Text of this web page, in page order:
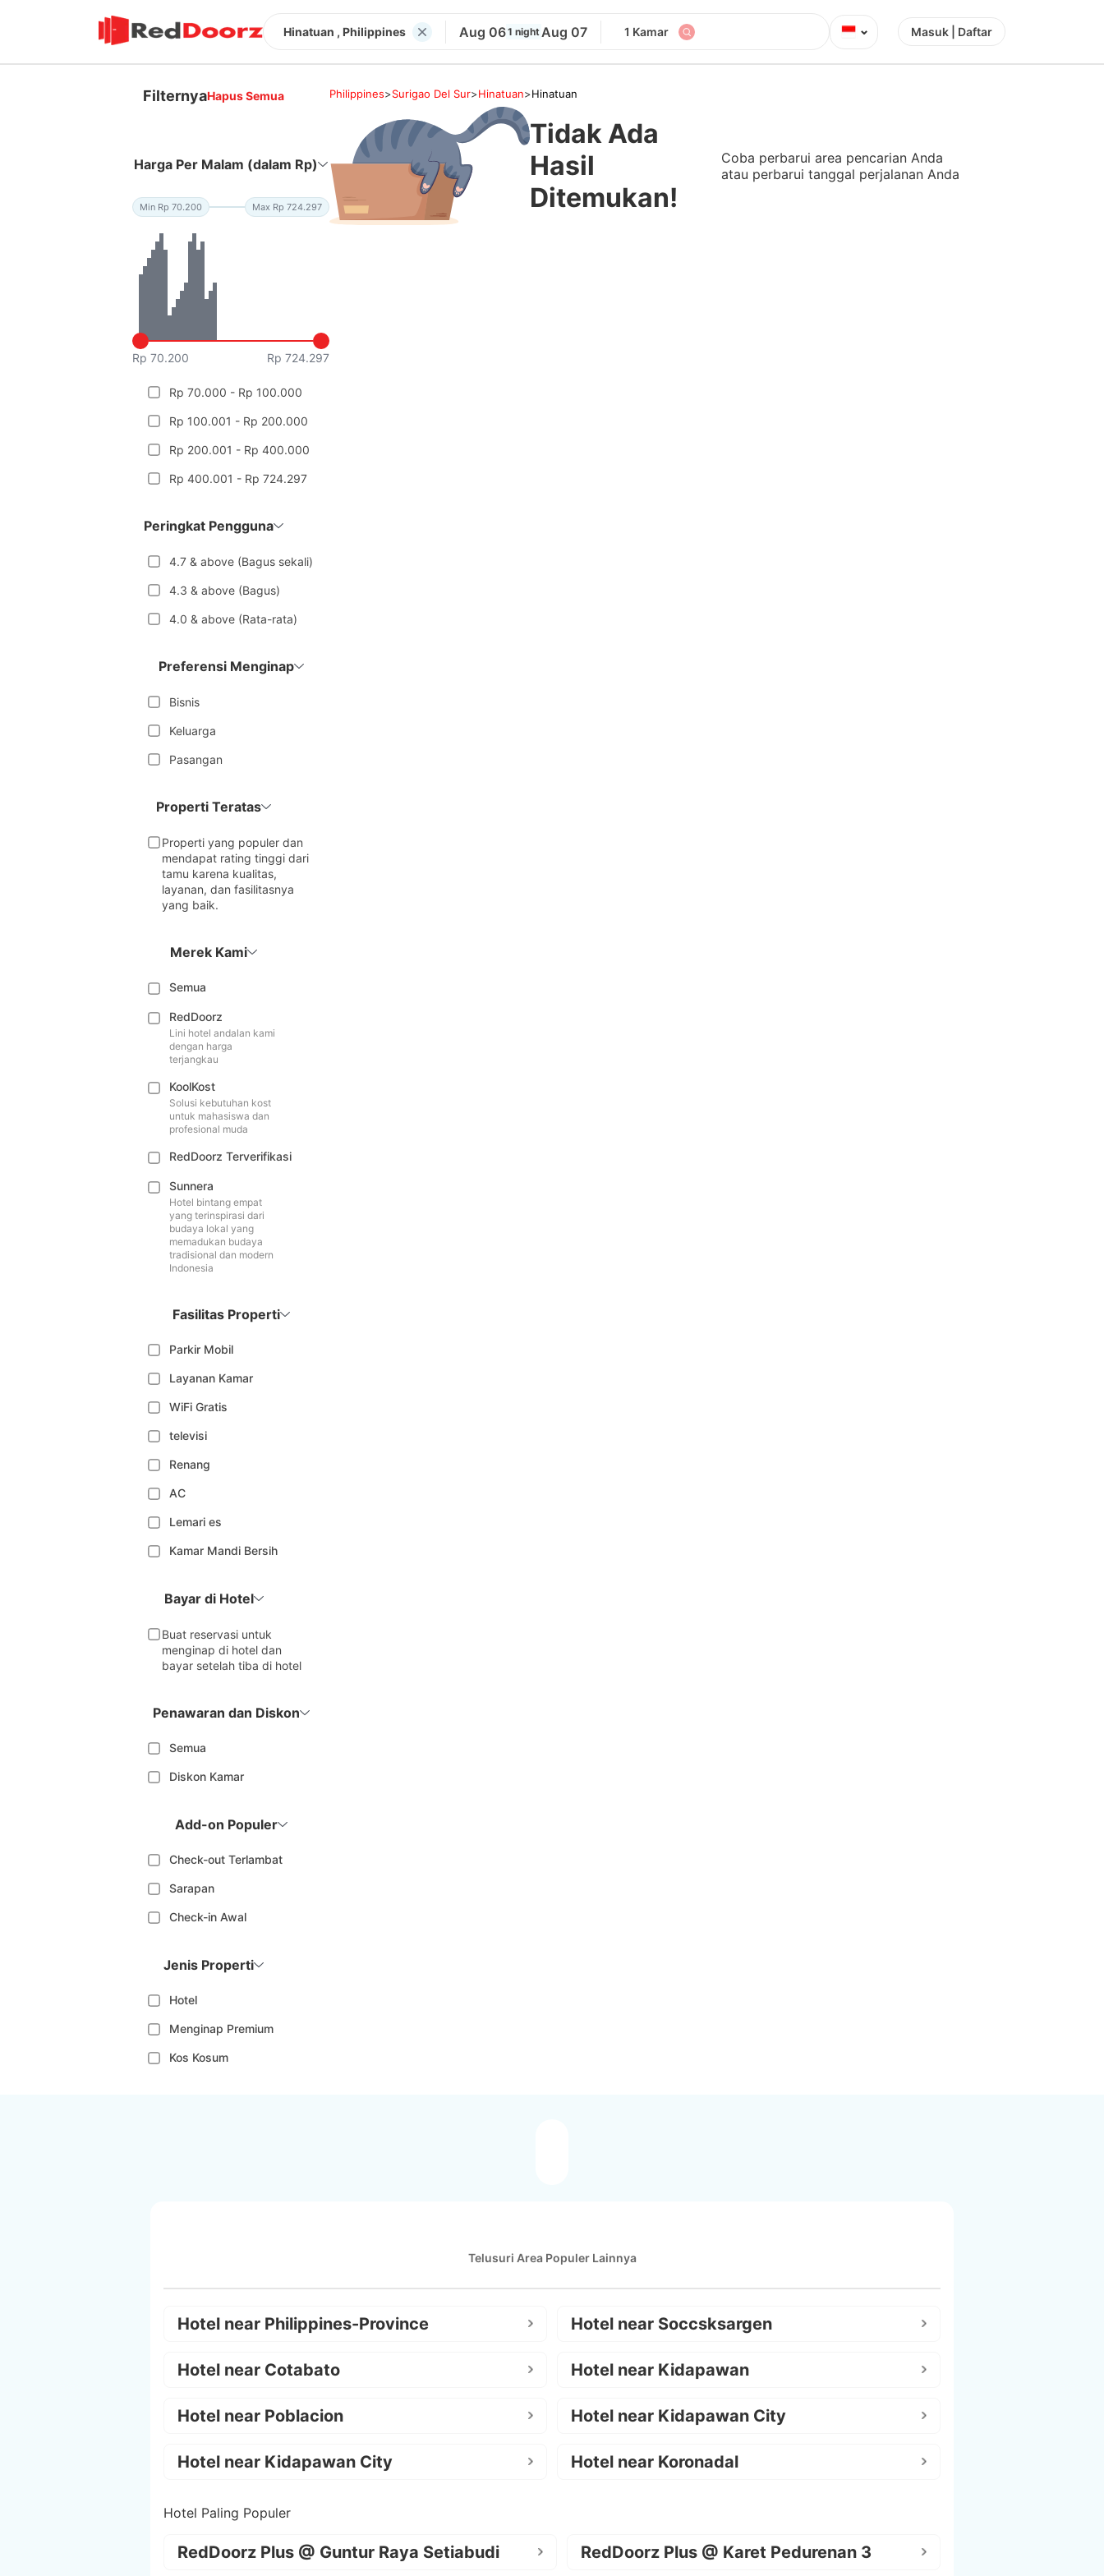
Hinatuan , Philippines Aug 061 night Aug 07 1 Kamar ⌄ Masuk | Daftar
FilternyaHapus Semua
Harga Per Malam (dalam Rp)
Min Rp 70.200 Max Rp 724.297
Rp 70.200 Rp 724.297
Rp 70.000 - Rp 100.000
Rp 100.001 - Rp 200.000
Rp 200.001 - Rp 400.000
Rp 400.001 - Rp 724.297
Peringkat Pengguna
4.7 & above (Bagus sekali)
4.3 & above (Bagus)
4.0 & above (Rata-rata)
Preferensi Menginap
Bisnis
Keluarga
Pasangan
Properti Teratas
Properti yang populer dan
mendapat rating tinggi dari
tamu karena kualitas,
layanan, dan fasilitasnya
yang baik.
Merek Kami
Semua
RedDoorz
Lini hotel andalan kami
dengan harga
terjangkau
KoolKost
Solusi kebutuhan kost
untuk mahasiswa dan
profesional muda
RedDoorz Terverifikasi
Sunnera
Hotel bintang empat
yang terinspirasi dari
budaya lokal yang
memadukan budaya
tradisional dan modern
Indonesia
Fasilitas Properti
Parkir Mobil
Layanan Kamar
WiFi Gratis
televisi
Renang
AC
Lemari es
Kamar Mandi Bersih
Bayar di Hotel
Buat reservasi untuk
menginap di hotel dan
bayar setelah tiba di hotel
Penawaran dan Diskon
Semua
Diskon Kamar
Add-on Populer
Check-out Terlambat
Sarapan
Check-in Awal
Jenis Properti
Hotel
Menginap Premium
Kos Kosum
Philippines>Surigao Del Sur>Hinatuan>Hinatuan
Tidak Ada
Hasil
Ditemukan!
Coba perbarui area pencarian Anda
atau perbarui tanggal perjalanan Anda
Telusuri Area Populer Lainnya
Hotel near Philippines-Province Hotel near Soccsksargen
Hotel near Cotabato Hotel near Kidapawan
Hotel near Poblacion Hotel near Kidapawan City
Hotel near Kidapawan City Hotel near Koronadal
Hotel Paling Populer
RedDoorz Plus @ Guntur Raya Setiabudi RedDoorz Plus @ Karet Pedurenan 3